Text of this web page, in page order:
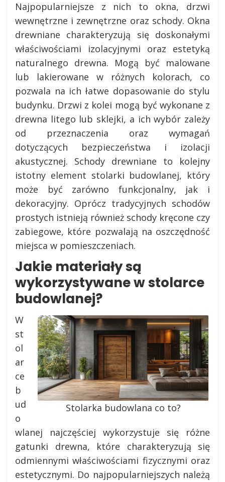
Najpopularniejsze z nich to okna, drzwi
wewnętrzne i zewnętrzne oraz schody. Okna
drewniane charakteryzują się doskonałymi
właściwościami izolacyjnymi oraz estetyką
naturalnego drewna. Mogą być malowane
lub lakierowane w różnych kolorach, co
pozwala na ich łatwe dopasowanie do stylu
budynku. Drzwi z kolei mogą być wykonane z
drewna litego lub sklejki, a ich wybór zależy
od przeznaczenia oraz wymagań
dotyczących bezpieczeństwa i izolacji
akustycznej. Schody drewniane to kolejny
istotny element stolarki budowlanej, który
może być zarówno funkcjonalny, jak i
dekoracyjny. Oprócz tradycyjnych schodów
prostych istnieją również schody kręcone czy
zabiegowe, które pozwalają na oszczędność
miejsca w pomieszczeniach.
Jakie materiały są
wykorzystywane w stolarce
budowlanej?
Stolarka budowlana co to?
W
st
ol
ar
ce
b
ud
o
wlanej najczęściej wykorzystuje się różne
gatunki drewna, które charakteryzują się
odmiennymi właściwościami fizycznymi oraz
estetycznymi. Do najpopularniejszych należą